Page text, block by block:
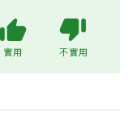
實用 不實用